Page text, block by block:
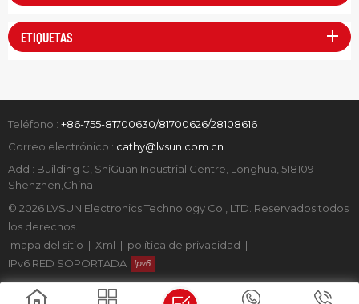
ETIQUETAS
Teléfono : +86-755-81700630/81700626/28108616
Correo electrónico : cathy@lvsun.com.cn
Add : Building C, ShiGuan Industrial Centre, Longhua, 518109
Shenzhen,China
© 2026 LVSUN Electronics Technology Co., LTD. Reservados todos
los derechos.
mapa del sitio | Xml | política de privacidad |
IPv6 RED SOPORTADA